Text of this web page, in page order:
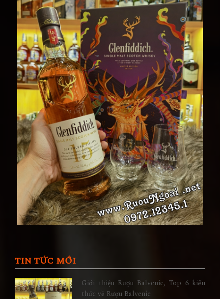
TIN TỨC MỚI
Giới thiệu Rượu Balvenie, Top 6 kiến
thức về Rượu Balvenie